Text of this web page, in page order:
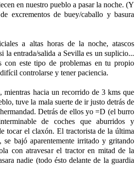
en nuestro pueblo a pasar la noche. (Y
excrementos de buey/caballo y basura
a altas horas de la noche, atascos
la entrada/salida a Sevilla es un suplicio...
con este tipo de problemas en tu propio
controlarse y tener paciencia.
mientras hacia un recorrido de 3 kms que
tuve la mala suerte de ir justo detrás de
Detrás de ellos yo =D (el burro
de coches que aburridos y
tocar el claxón. El tractorista de la última
se bajó aparentemente irritado y gritando
con atravesar el tractor en mitad de la
nadie (todo ésto delante de la guardia